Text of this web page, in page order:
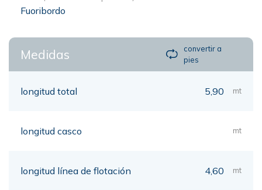
Fuoribordo
Medidas
convertir a
pies
longitud total 5,90 mt
longitud casco mt
longitud línea de flotación 4,60 mt